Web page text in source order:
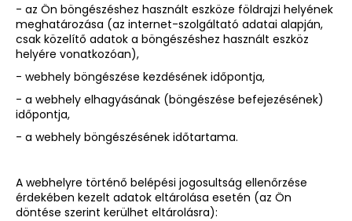
- az Ön böngészéshez használt eszköze földrajzi helyének
meghatározása (az internet-szolgáltató adatai alapján,
csak közelítő adatok a böngészéshez használt eszköz
helyére vonatkozóan),
- webhely böngészése kezdésének időpontja,
- a webhely elhagyásának (böngészése befejezésének)
időpontja,
- a webhely böngészésének időtartama.
A webhelyre történő belépési jogosultság ellenőrzése
érdekében kezelt adatok eltárolása esetén (az Ön
döntése szerint kerülhet eltárolásra):